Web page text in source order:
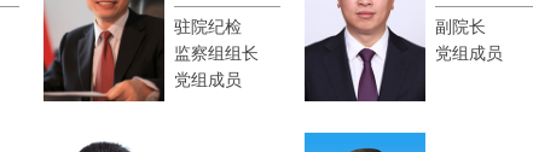
驻院纪检
监察组组长
党组成员
副院长
党组成员